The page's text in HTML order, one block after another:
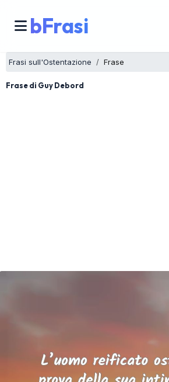
bFrasi
Frasi sull'Ostentazione Frase
Frase di Guy Debord